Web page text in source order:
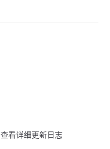
查看详细更新日志